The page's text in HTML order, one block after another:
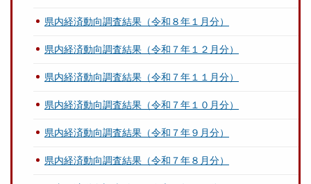
県内経済動向調査結果（令和８年１月分）
県内経済動向調査結果（令和７年１２月分）
県内経済動向調査結果（令和７年１１月分）
県内経済動向調査結果（令和７年１０月分）
県内経済動向調査結果（令和７年９月分）
県内経済動向調査結果（令和７年８月分）